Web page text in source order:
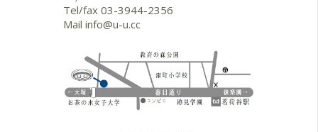
Tel/fax 03-3944-2356
Mail info@u-u.cc